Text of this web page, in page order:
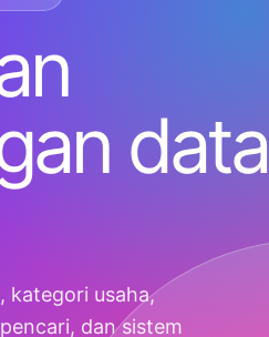
data
kategori usaha,
dan sistem